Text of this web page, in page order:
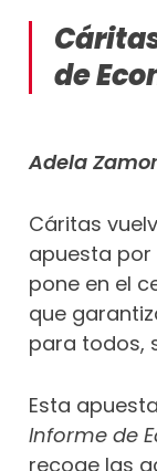
de
Adela
Cáritas
apuesta
pone en el
que
para todos,
Esta
Informe de
recoge las